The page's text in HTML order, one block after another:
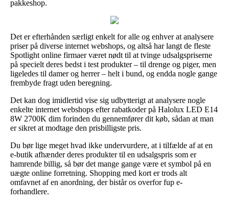
pakkeshop.
Det er efterhånden særligt enkelt for alle og enhver at analysere
priser på diverse internet webshops, og altså har langt de fleste
Spotlight online firmaer været nødt til at tvinge udsalgspriserne
på specielt deres bedst i test produkter – til drenge og piger, men
ligeledes til damer og herrer – helt i bund, og endda nogle gange
frembyde fragt uden beregning.
Det kan dog imidlertid vise sig udbytterigt at analysere nogle
enkelte internet webshops efter rabatkoder på Halolux LED E14
8W 2700K dim forinden du gennemfører dit køb, sådan at man
er sikret at modtage den prisbilligste pris.
Du bør lige meget hvad ikke undervurdere, at i tilfælde af at en
e-butik afhænder deres produkter til en udsalgspris som er
hamrende billig, så bør det mange gange være et symbol på en
uægte online forretning. Shopping med kort er trods alt
omfavnet af en anordning, der bistår os overfor fup e-
forhandlere.